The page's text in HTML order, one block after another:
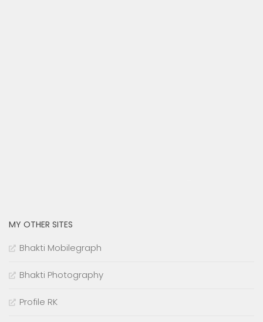
MY OTHER SITES
Bhakti Mobilegraph
Bhakti Photography
Profile RK